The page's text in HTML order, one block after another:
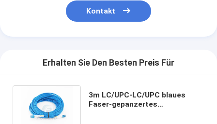
Kontakt
Erhalten Sie Den Besten Preis Für
3m LC/UPC-LC/UPC blaues
Faser-gepanzertes